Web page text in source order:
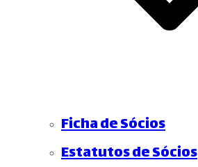
Ficha de Sócios
Estatutos de Sócios